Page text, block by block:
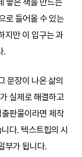
좋은 책을 만드는
로 들어올 수 있는
지만 이 입구는 과
.
문장이 나온 삶의
실제로 해결하고
판물이라면 제작
다. 텍스트힙의 시
부가 됩니다.